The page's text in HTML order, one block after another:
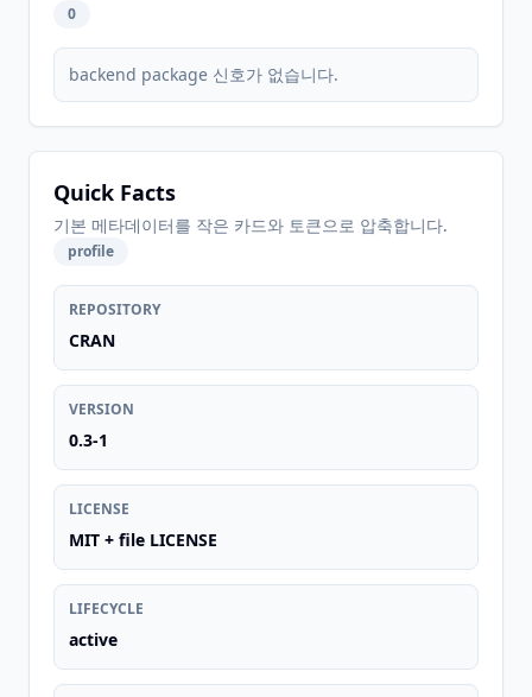
0
backend package 신호가 없습니다.
Quick Facts
기본 메타데이터를 작은 카드와 토큰으로 압축합니다.
profile
REPOSITORY
CRAN
VERSION
0.3-1
LICENSE
MIT + file LICENSE
LIFECYCLE
active